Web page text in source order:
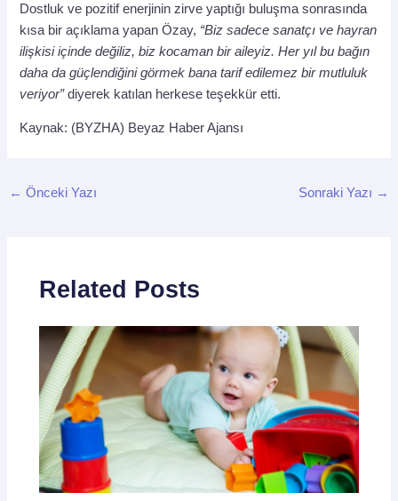
Dostluk ve pozitif enerjinin zirve yaptığı buluşma sonrasında
kısa bir açıklama yapan Özay, “Biz sadece sanatçı ve hayran
ilişkisi içinde değiliz, biz kocaman bir aileyiz. Her yıl bu bağın
daha da güçlendiğini görmek bana tarif edilemez bir mutluluk
veriyor”diyerek katılan herkese teşekkür etti.
Kaynak: (BYZHA) Beyaz Haber Ajansı
← Önceki Yazı Sonraki Yazı →
Related Posts